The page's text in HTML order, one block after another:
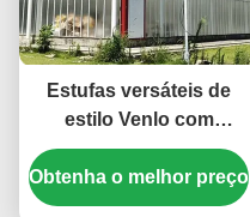
Estufas versáteis de
estilo Venlo com
isolamento energético e
regulação climática
automatizada para
Obtenha o melhor preço